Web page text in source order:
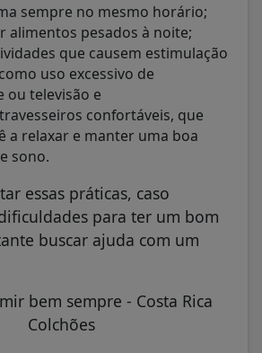
sempre no mesmo horário;
alimentos pesados à noite;
que causem estimulação
uso excessivo de
ou televisão e
confortáveis, que
a relaxar e manter uma boa
sono.
essas práticas, caso
para ter um bom
buscar ajuda com um